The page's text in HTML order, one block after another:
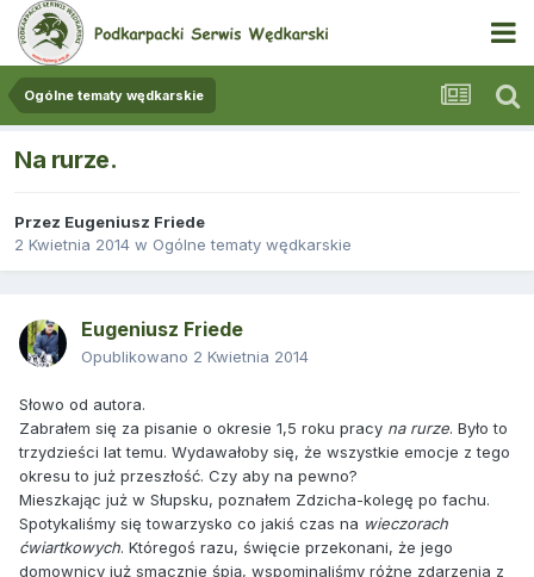
Ogólne tematy wędkarskie
Na rurze.
Przez Eugeniusz Friede
2 Kwietnia 2014 w Ogólne tematy wędkarskie
Eugeniusz Friede
Opublikowano 2 Kwietnia 2014
Słowo od autora.
Zabrałem się za pisanie o okresie 1,5 roku pracy na rurze. Było to
trzydzieści lat temu. Wydawałoby się, że wszystkie emocje z tego
okresu to już przeszłość. Czy aby na pewno?
Mieszkając już w Słupsku, poznałem Zdzicha-kolegę po fachu.
Spotykaliśmy się towarzysko co jakiś czas na wieczorach
ćwiartkowych. Któregoś razu, święcie przekonani, że jego
domownicy już smacznie śpią, wspominaliśmy różne zdarzenia z